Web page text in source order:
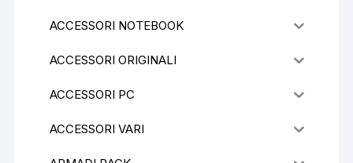
ACCESSORI NOTEBOOK
ACCESSORI ORIGINALI
ACCESSORI PC
ACCESSORI VARI